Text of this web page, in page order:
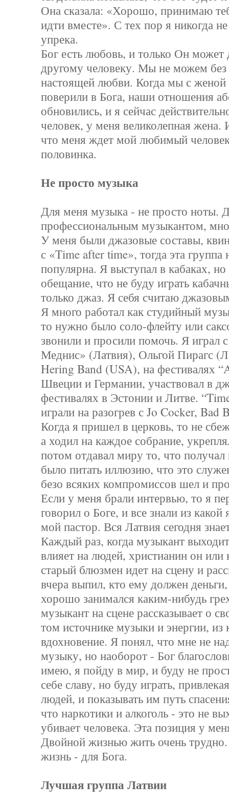
Она сказала: «Хорошо, принимаю
идти вместе». С тех пор я никогда
упрека.
Бог есть любовь, и только Он может
другому человеку. Мы не можем без
настоящей любви. Когда мы с
поверили в Бога, наши отношения
обновились, и я сейчас
человек, у меня великолепная жена.
что меня ждет мой любимый
половинка.
Не просто музыка
Для меня музыка - не просто ноты.
профессиональным музыкантом,
У меня были джазовые составы,
с «Time after time», тогда эта группа
популярна. Я выступал в кабаках, но
обещание, что не буду играть
только джаз. Я себя считаю
Я много работал как студийный
то нужно было соло-флейту или
звонили и просили помочь. Я играл
Меднис» (Латвия), Ольгой Пирагс
Hering Band (USA), на фестивалях
Швеции и Германии, участвовал в
фестивалях в Эстонии и Литве.
играли на разогрев с Jo Cocker, Bad
Когда я пришел в церковь, то не
а ходил на каждое собрание,
потом отдавал миру то, что
было питать иллюзию, что это
безо всяких компромиссов шел и
Если у меня брали интервью, то я
говорил о Боге, и все знали из какой
мой пастор. Вся Латвия сегодня
Каждый раз, когда музыкант
влияет на людей, христианин он
старый блюзмен идет на сцену и
вчера выпил, кто ему должен
хорошо занимался каким-нибудь
музыкант на сцене рассказывает о
том источнике музыки и энергии, из
вдохновение. Я понял, что мне не
музыку, но наоборот - Бог
имею, я пойду в мир, и буду не
себе славу, но буду играть,
людей, и показывать им путь
что наркотики и алкоголь - это не
убивает человека. Эта позиция у
Двойной жизнью жить очень
жизнь - для Бога.
Лучшая группа Латвии